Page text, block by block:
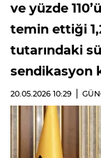
ve yüzde
temin ettiği
tutarındaki
sendikasyon
20.05.2026 10:29